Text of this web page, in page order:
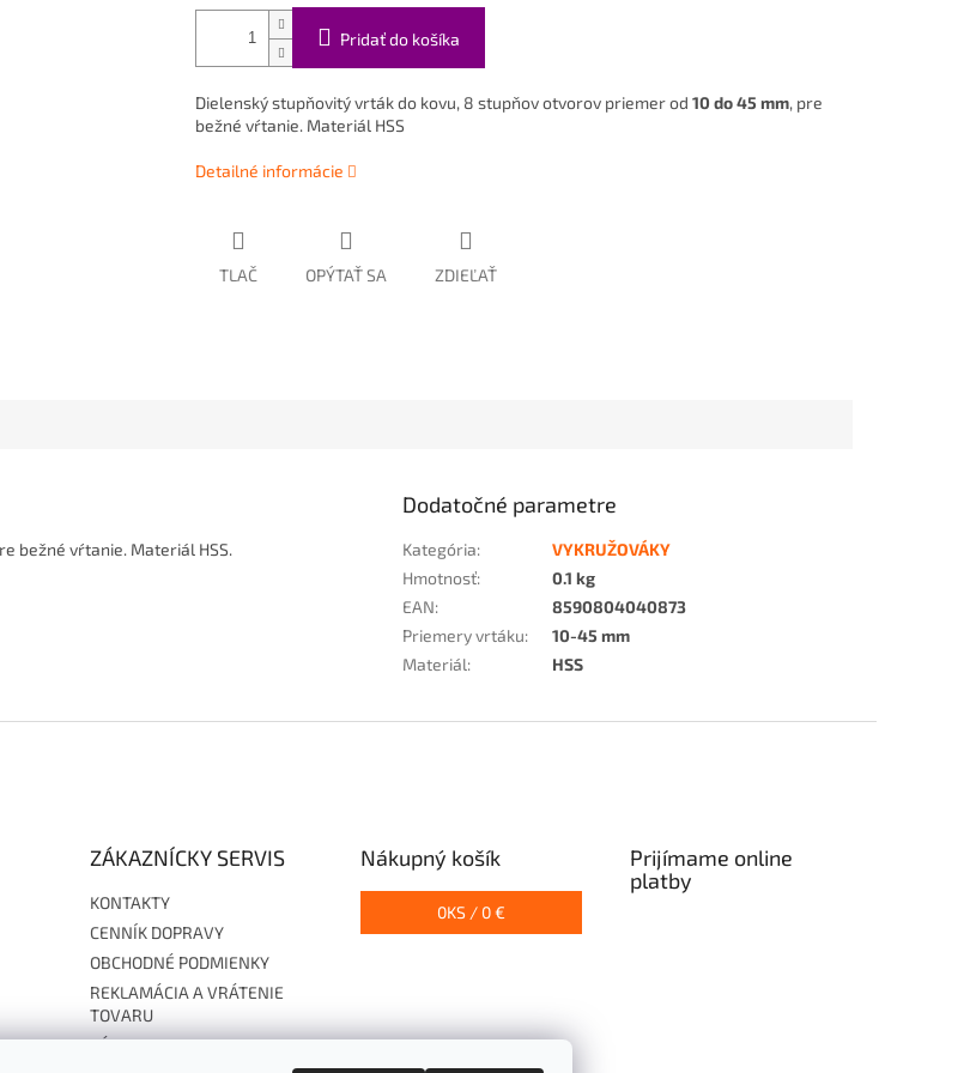
Pridať do košíka
Dielenský stupňovitý vrták do kovu, 8 stupňov otvorov priemer od 10 do 45 mm, pre
bežné vŕtanie. Materiál HSS
Detailné informácie
TLAČ OPÝTAŤ SA ZDIEĽAŤ
bežné vŕtanie. Materiál HSS.
Dodatočné parametre
Kategória:
VYKRUŽOVÁKY
Hmotnosť:
0.1 kg
EAN:
8590804040873
Priemery vrtáku:
10-45 mm
Materiál: HSS
ZÁKAZNÍCKY SERVIS
KONTAKTY
CENNÍK DOPRAVY
OBCHODNÉ PODMIENKY
REKLAMÁCIA A VRÁTENIE
TOVARU
ZÁSADY OCHRANY
Nákupný košík
0KS / 0 €
Prijímame online
platby